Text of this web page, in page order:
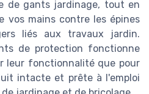
de gants jardinage, tout en
vos mains contre les épines
liés aux travaux jardin.
de protection fonctionne
leur fonctionnalité que pour
intacte et prête à l'emploi